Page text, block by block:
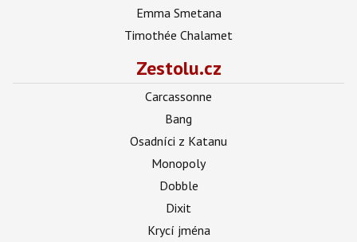
Emma Smetana
Timothée Chalamet
Zestolu.cz
Carcassonne
Bang
Osadníci z Katanu
Monopoly
Dobble
Dixit
Krycí jména